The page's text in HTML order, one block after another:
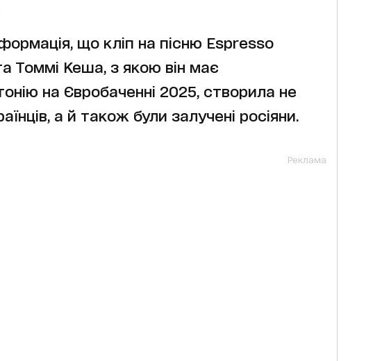
що кліп на пісню Espresso
Томмі Кеша, з якою він має
на Євробаченні 2025, створила не
а й також були залучені росіяни.
Реклама